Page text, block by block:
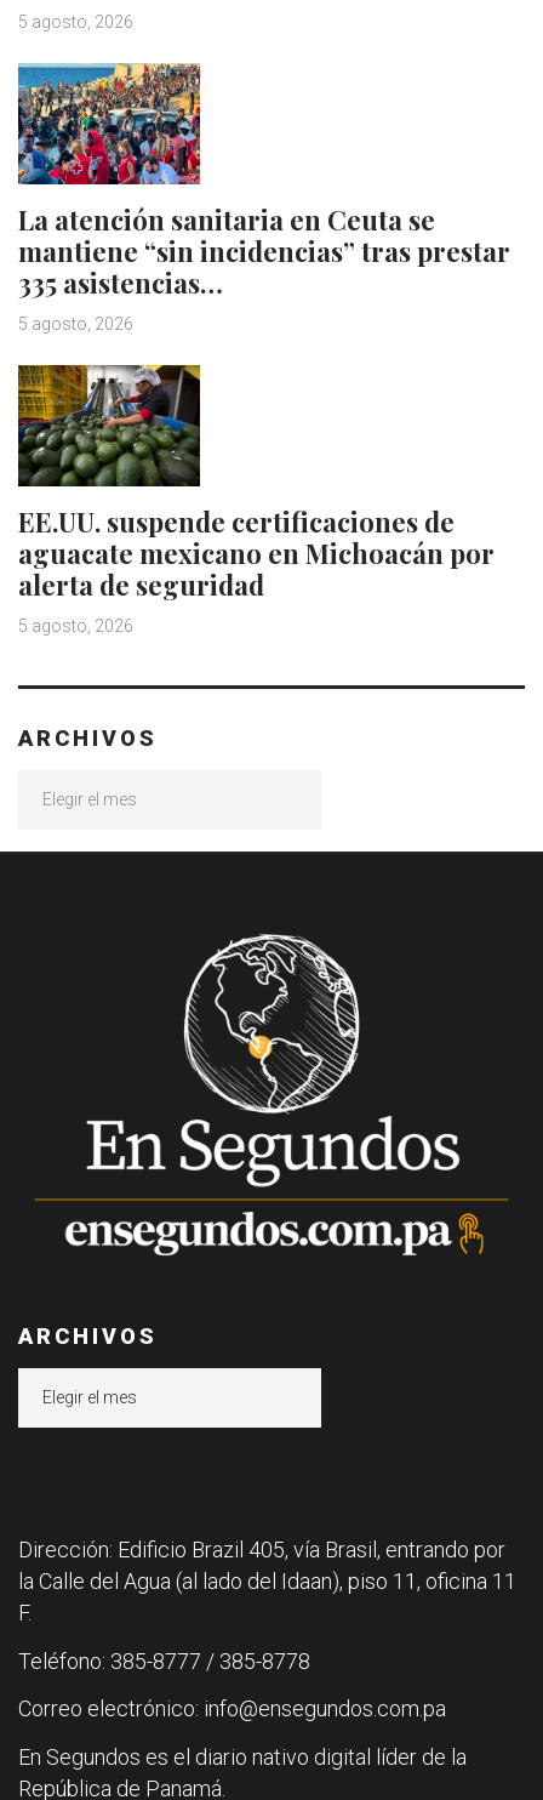
5 agosto, 2026
La atención sanitaria en Ceuta se
mantiene “sin incidencias” tras prestar
335 asistencias…
5 agosto, 2026
EE.UU. suspende certificaciones de
aguacate mexicano en Michoacán por
alerta de seguridad
5 agosto, 2026
ARCHIVOS
ARCHIVOS
Dirección: Edificio Brazil 405, vía Brasil, entrando por
la Calle del Agua (al lado del Idaan), piso 11, oficina 11
F.
Teléfono: 385-8777 / 385-8778
Correo electrónico: info@ensegundos.com.pa
En Segundos es el diario nativo digital líder de la
República de Panamá.